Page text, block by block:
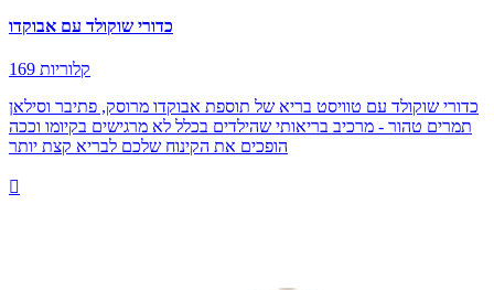
כדורי שוקולד עם אבוקדו
169 קלוריות
כדורי שוקולד עם טוויסט בריא של תוספת אבוקדו מרוסק, פתיבר וסילאן
תמרים טהור - מרכיב בריאותי שהילדים בכלל לא מרגישים בקיומו וככה
הופכים את הקינוח שלכם לבריא קצת יותר
